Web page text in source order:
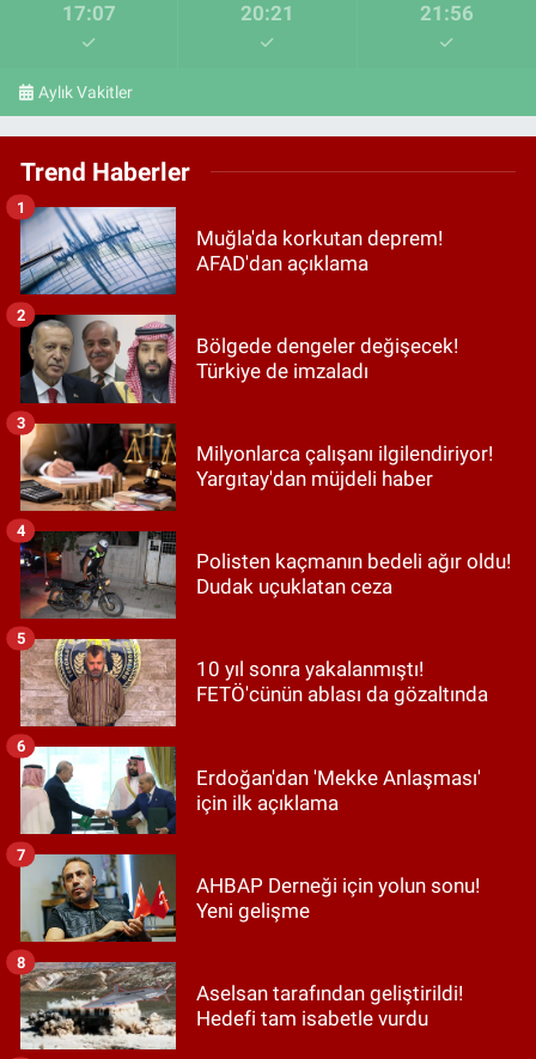
17:07 20:21 21:56
Aylık Vakitler
Trend Haberler
Muğla'da korkutan deprem!
AFAD'dan açıklama
1
Bölgede dengeler değişecek!
Türkiye de imzaladı
2
Milyonlarca çalışanı ilgilendiriyor!
Yargıtay'dan müjdeli haber
3
Polisten kaçmanın bedeli ağır oldu!
Dudak uçuklatan ceza
4
10 yıl sonra yakalanmıştı!
FETÖ'cünün ablası da gözaltında
5
Erdoğan'dan 'Mekke Anlaşması'
için ilk açıklama
6
AHBAP Derneği için yolun sonu!
Yeni gelişme
7
Aselsan tarafından geliştirildi!
Hedefi tam isabetle vurdu
8